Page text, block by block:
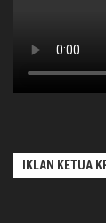
IKLAN KETUA